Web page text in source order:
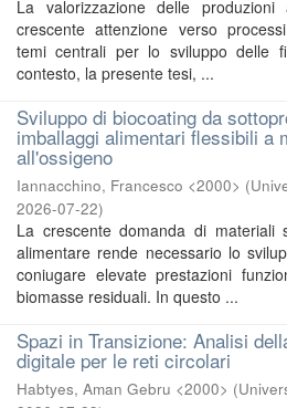
La valorizzazione delle
crescente attenzione verso
temi centrali per lo sviluppo delle
contesto, la presente tesi, ...
Sviluppo di biocoating da
imballaggi alimentari flessibili a
all'ossigeno
Iannacchino, Francesco <2000> (
2026-07-22)
La crescente domanda di materiali
alimentare rende necessario lo
coniugare elevate prestazioni
biomasse residuali. In questo ...
Spazi in Transizione: Analisi
digitale per le reti circolari
Habtyes, Aman Gebru <2000> (